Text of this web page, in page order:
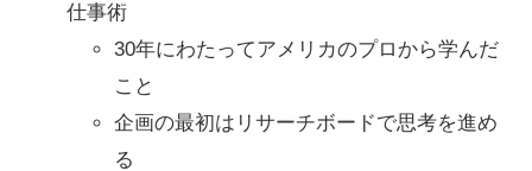
仕事術
30年にわたってアメリカのプロから学んだ
こと
企画の最初はリサーチボードで思考を進め
る